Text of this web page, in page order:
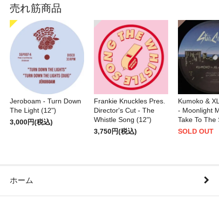
売れ筋商品
Jeroboam - Turn Down
The Light (12")
3,000円(税込)
Frankie Knuckles Pres.
Director's Cut - The
Whistle Song (12")
3,750円(税込)
Kumoko &
- Moonlight
Take To The
SOLD OUT
ホーム